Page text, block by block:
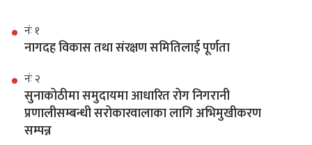
नंः १
नागदह विकास तथा संरक्षण समितिलाई पूर्णता
नंः २
सुनाकोठीमा समुदायमा आधारित रोग निगरानी
प्रणालीसम्बन्धी सरोकारवालाका लागि अभिमुखीकरण
सम्पन्न